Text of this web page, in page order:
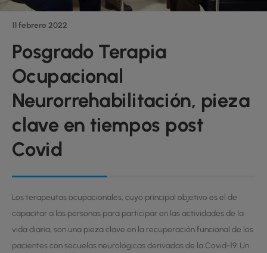
11 febrero 2022
Posgrado Terapia
Ocupacional
Neurorrehabilitación, pieza
clave en tiempos post
Covid
Los terapeutas ocupacionales, cuyo principal objetivo es el de
capacitar a las personas para participar en las actividades de la
vida diaria, son una pieza clave en la recuperación funcional de los
pacientes con secuelas neurológicas derivadas de la Covid-19. Un